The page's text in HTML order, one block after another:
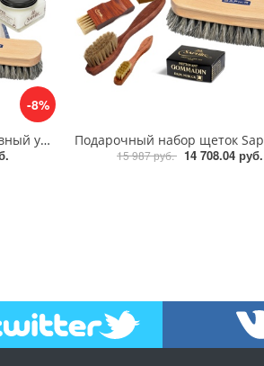
-8%
Подарочный набор «Ежедневный уход за кожей» Saphir Medaille D'or
15 987 руб. 14 708.04 руб.